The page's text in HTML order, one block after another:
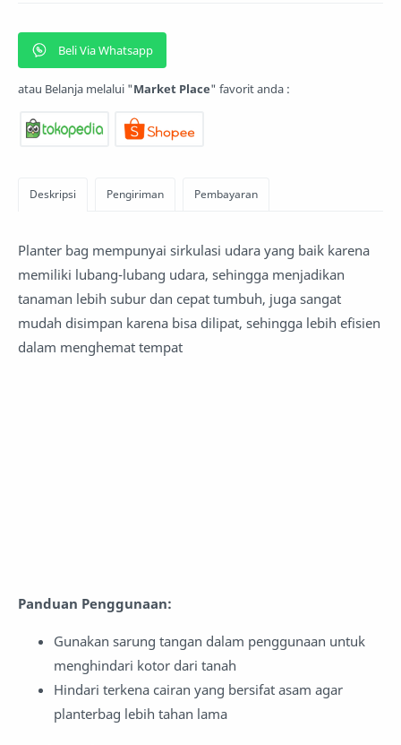
Beli Via Whatsapp
atau Belanja melalui "Market Place" favorit anda :
Planter bag mempunyai sirkulasi udara yang baik karena
memiliki lubang-lubang udara, sehingga menjadikan
tanaman lebih subur dan cepat tumbuh, juga sangat
mudah disimpan karena bisa dilipat, sehingga lebih efisien
dalam menghemat tempat
Panduan Penggunaan:
Gunakan sarung tangan dalam penggunaan untuk
menghindari kotor dari tanah
Hindari terkena cairan yang bersifat asam agar
planterbag lebih tahan lama